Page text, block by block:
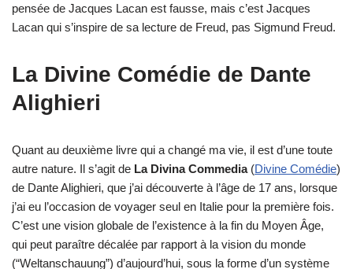
pensée de Jacques Lacan est fausse, mais c’est Jacques
Lacan qui s’inspire de sa lecture de Freud, pas Sigmund Freud.
La Divine Comédie de Dante
Alighieri
Quant au deuxième livre qui a changé ma vie, il est d’une toute
autre nature. Il s’agit de La Divina Commedia(Divine Comédie)
de Dante Alighieri, que j’ai découverte à l’âge de 17 ans, lorsque
j’ai eu l’occasion de voyager seul en Italie pour la première fois.
C’est une vision globale de l’existence à la fin du Moyen Âge,
qui peut paraître décalée par rapport à la vision du monde
(“Weltanschauung”) d’aujourd’hui, sous la forme d’un système